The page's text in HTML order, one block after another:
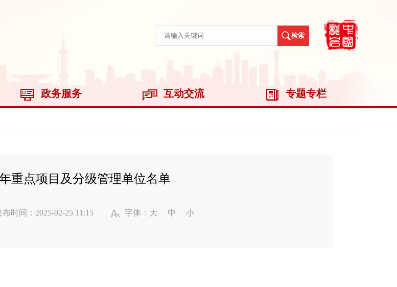
政务服务 互动交流 专题专栏
重点项目及分级管理单位名单
布时间：2025-02-25 11:15 字体： 大 中
小